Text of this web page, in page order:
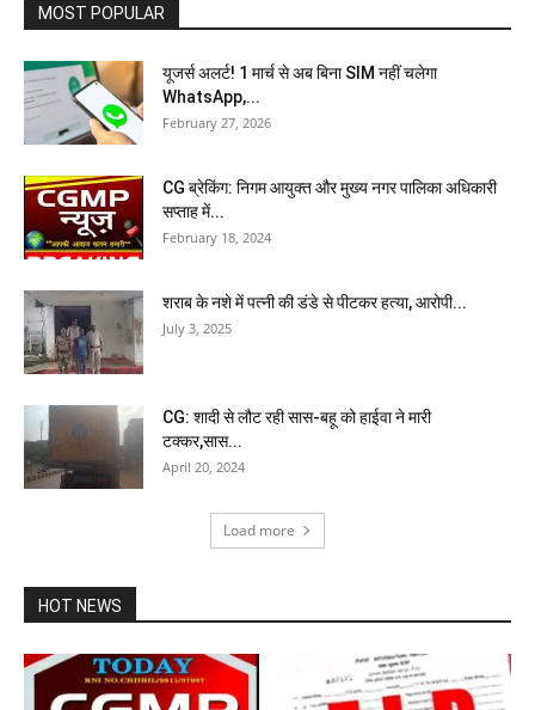
MOST POPULAR
यूजर्स अलर्ट! 1 मार्च से अब बिना SIM नहीं चलेगा
WhatsApp,...
February 27, 2026
CG ब्रेकिंग: निगम आयुक्त और मुख्य नगर पालिका अधिकारी
सप्ताह में...
February 18, 2024
शराब के नशे में पत्नी की डंडे से पीटकर हत्या, आरोपी...
July 3, 2025
CG: शादी से लौट रही सास-बहू को हाईवा ने मारी
टक्कर,सास...
April 20, 2024
Load more
HOT NEWS